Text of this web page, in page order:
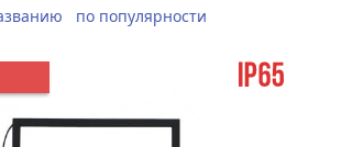
по популярности